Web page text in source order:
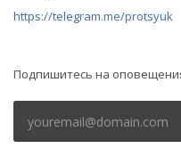
https://telegram.me/protsyuk
Подпишитесь на